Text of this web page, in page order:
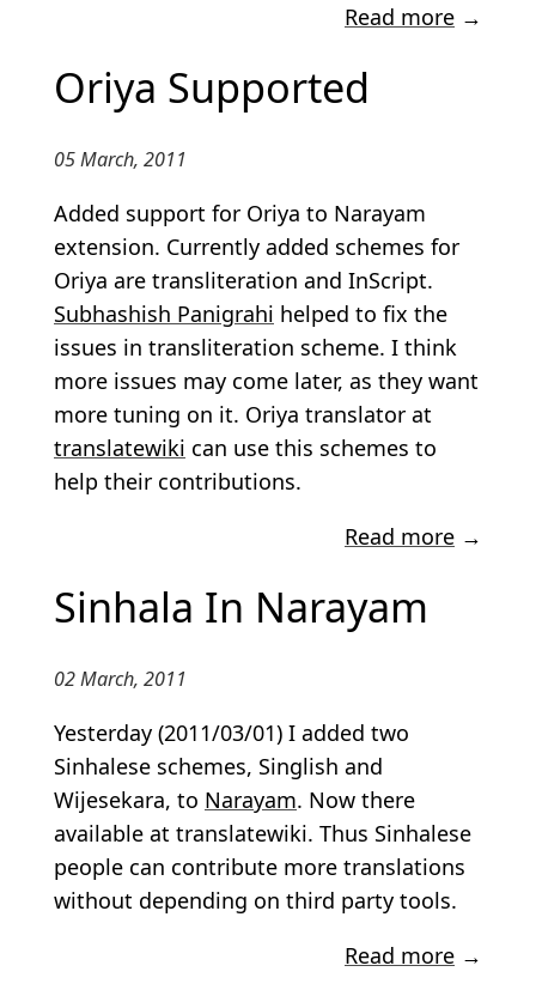
Read more →
Oriya Supported
05 March, 2011
Added support for Oriya to Narayam
extension. Currently added schemes for
Oriya are transliteration and InScript.
Subhashish Panigrahi helped to fix the
issues in transliteration scheme. I think
more issues may come later, as they want
more tuning on it. Oriya translator at
translatewiki can use this schemes to
help their contributions.
Read more →
Sinhala In Narayam
02 March, 2011
Yesterday (2011/03/01) I added two
Sinhalese schemes, Singlish and
Wijesekara, to Narayam. Now there
available at translatewiki. Thus Sinhalese
people can contribute more translations
without depending on third party tools.
Read more →